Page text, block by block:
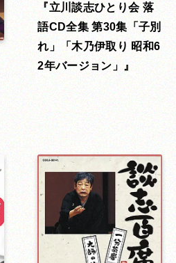
立川談志ひとり会 落
語CD全集 第30集「子別
れ」「木乃伊取り 昭和6
2年バージョン」